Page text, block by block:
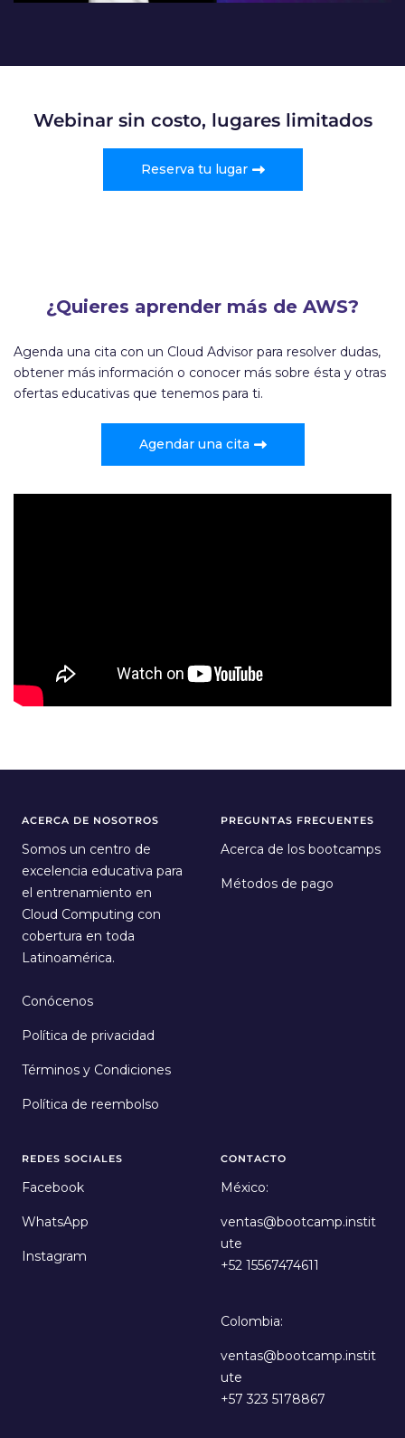
Webinar sin costo, lugares limitados
Reserva tu lugar
¿Quieres aprender más de AWS?
Agenda una cita con un Cloud Advisor para resolver dudas,
obtener más información o conocer más sobre ésta y otras
ofertas educativas que tenemos para ti.
Agendar una cita
ACERCA DE NOSOTROS
Somos un centro de
excelencia educativa para
el entrenamiento en
Cloud Computing con
cobertura en toda
Latinoamérica.
Conócenos
Política de privacidad
Términos y Condiciones
Política de reembolso
PREGUNTAS FRECUENTES
Acerca de los bootcamps
Métodos de pago
REDES SOCIALES
Facebook
WhatsApp
Instagram
CONTACTO
México:
ventas@bootcamp.instit
ute
+52 15567474611
Colombia:
ventas@bootcamp.instit
ute
+57 323 5178867